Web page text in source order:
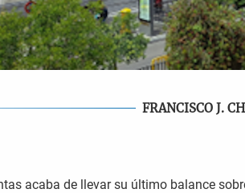
FRANCISCO J.
acaba de llevar su último balance